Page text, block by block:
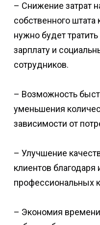
– Снижение затрат
собственного штата
нужно будет
зарплату и
сотрудников.
– Возможность
уменьшения
зависимости от
– Улучшение
клиентов
профессиональных
– Экономия